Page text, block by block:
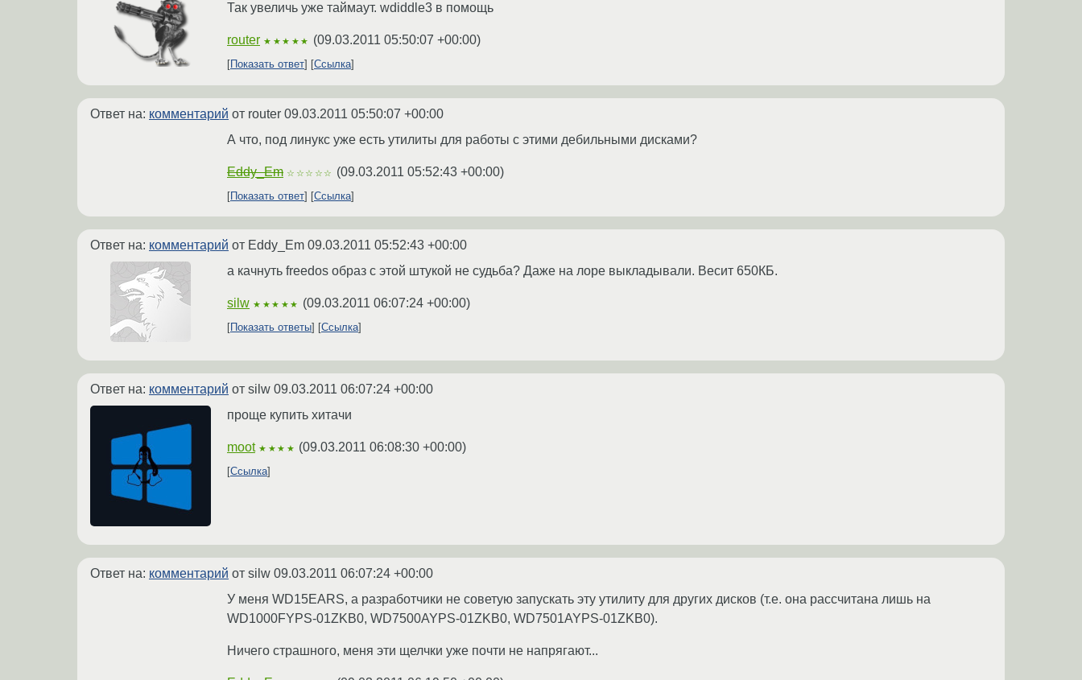
Так увеличь уже таймаут. wdiddle3 в помощь
router ★★★★★ (09.03.2011 05:50:07 +00:00)
Показать ответ Ссылка
Ответ на: комментарий от router 09.03.2011 05:50:07 +00:00
А что, под линукс уже есть утилиты для работы с этими дебильными дисками?
Eddy_Em ☆☆☆☆☆ (09.03.2011 05:52:43 +00:00)
Показать ответ Ссылка
Ответ на: комментарий от Eddy_Em 09.03.2011 05:52:43 +00:00
а качнуть freedos образ с этой штукой не судьба? Даже на лоре выкладывали. Весит 650КБ.
silw ★★★★★ (09.03.2011 06:07:24 +00:00)
Показать ответы Ссылка
Ответ на: комментарий от silw 09.03.2011 06:07:24 +00:00
проще купить хитачи
moot ★★★★ (09.03.2011 06:08:30 +00:00)
Ссылка
Ответ на: комментарий от silw 09.03.2011 06:07:24 +00:00
У меня WD15EARS, а разработчики не советую запускать эту утилиту для других дисков (т.е. она рассчитана лишь на
WD1000FYPS-01ZKB0, WD7500AYPS-01ZKB0, WD7501AYPS-01ZKB0).
Ничего страшного, меня эти щелчки уже почти не напрягают...